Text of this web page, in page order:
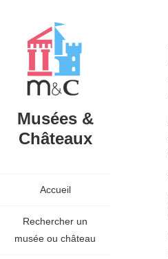
Musées &
Châteaux
Accueil
Rechercher un
musée ou château